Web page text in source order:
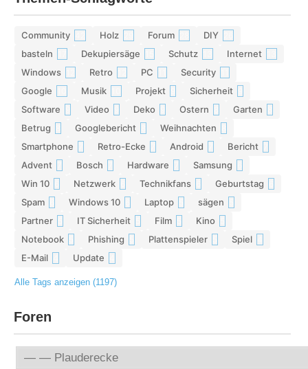
Community Holz Forum DIY
basteln Dekupiersäge Schutz Internet
Windows Retro PC Security
Google Musik Projekt Sicherheit
Software Video Deko Ostern Garten
Betrug Googlebericht Weihnachten
Smartphone Retro-Ecke Android Bericht
Advent Bosch Hardware Samsung
Win 10 Netzwerk Technikfans Geburtstag
Spam Windows 10 Laptop sägen
Partner IT Sicherheit Film Kino
Notebook Phishing Plattenspieler Spiel
E-Mail Update
Alle Tags anzeigen (1197)
Foren